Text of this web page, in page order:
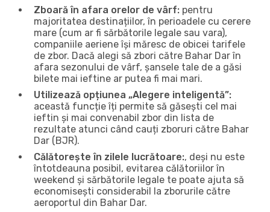
Zboară în afara orelor de vârf: pentru
majoritatea destinațiilor, în perioadele cu cerere
mare (cum ar fi sărbătorile legale sau vara),
companiile aeriene își măresc de obicei tarifele
de zbor. Dacă alegi să zbori către Bahar Dar în
afara sezonului de vârf, șansele tale de a găsi
bilete mai ieftine ar putea fi mai mari.
Utilizează opțiunea „Alegere inteligentă”:
această funcție îți permite să găsești cel mai
ieftin și mai convenabil zbor din lista de
rezultate atunci când cauți zboruri către Bahar
Dar (BJR).
Călătorește în zilele lucrătoare:, deși nu este
întotdeauna posibil, evitarea călătoriilor în
weekend și sărbătorile legale te poate ajuta să
economisești considerabil la zborurile către
aeroportul din Bahar Dar.